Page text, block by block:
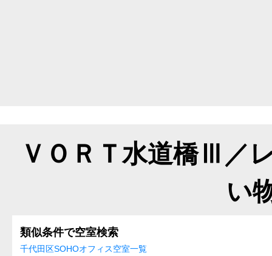
ＶＯＲＴ水道橋Ⅲ／
い
類似条件で空室検索
千代田区SOHOオフィス空室一覧